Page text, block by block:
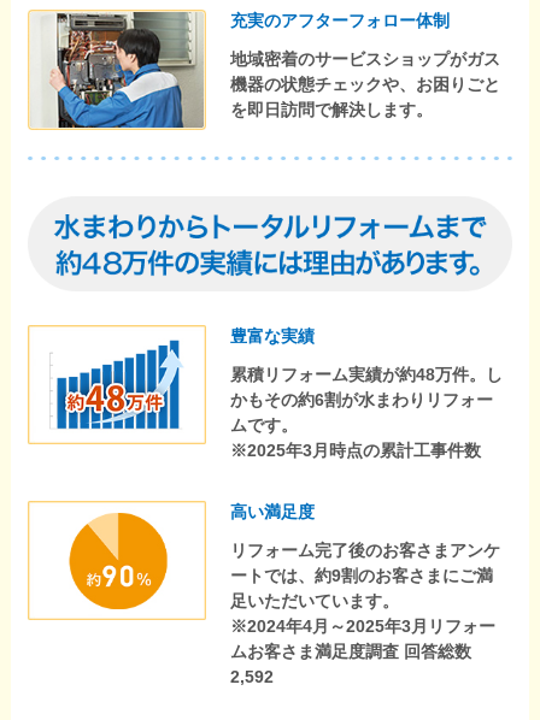
充実のアフターフォロー体制
地域密着のサービスショップがガス
機器の状態チェックや、お困りごと
を即日訪問で解決します。
豊富な実績
累積リフォーム実績が約48万件。し
かもその約6割が水まわりリフォー
ムです。
※2025年3月時点の累計工事件数
高い満足度
リフォーム完了後のお客さまアンケ
ートでは、約9割のお客さまにご満
足いただいています。
※2024年4月～2025年3月リフォー
ムお客さま満足度調査 回答総数
2,592